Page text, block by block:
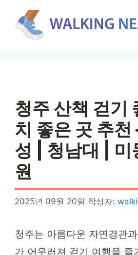
청주 산책 걷기
치 좋은 곳 추천
성 | 청남대 | 미
원
2025년 09월 20일 작성자:
청주는 아름다운 자연경관
가 어우러져 걷기 여행을 즐